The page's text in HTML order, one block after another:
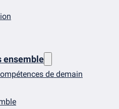
ensemble
de demain